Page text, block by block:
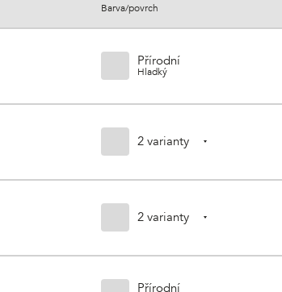
Barva/povrch
Přírodní
Hladký
2 varianty
2 varianty
Přírodní